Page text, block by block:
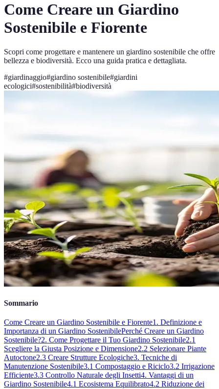
Come Creare un Giardino
Sostenibile e Fiorente
Scopri come progettare e mantenere un giardino sostenibile che offre
bellezza e biodiversità. Ecco una guida pratica e dettagliata.
#giardinaggio#giardino sostenibile#giardini
ecologici#sostenibilità#biodiversità
Sommario
Come Creare un Giardino Sostenibile e Fiorente1. Definizione e
Importanza di un Giardino SostenibilePerché Creare un Giardino
Sostenibile?2. Come Progettare il Tuo Giardino Sostenibile2.1
Scegliere la Giusta Posizione e Dimensione2.2 Selezionare Piante
Autoctone2.3 Creare Strutture Ecologiche3. Tecniche di
Manutenzione Sostenibile3.1 Compostaggio e Riciclo3.2 Irrigazione
Efficiente3.3 Controllo Naturale degli Insetti4. Vantaggi di un
Giardino Sostenibile4.1 Ecosistema Equilibrato4.2 Riduzione dei